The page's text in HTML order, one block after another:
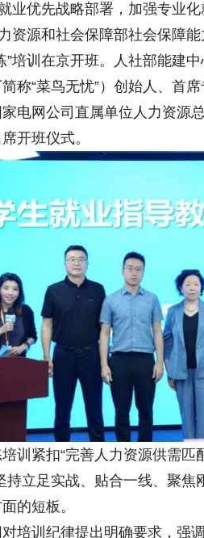
业优先战略部署，加强专业
资源和社会保障部社会保障
”培训在京开班。人社部能建
称“菜鸟无忧”）创始人、首
电网公司直属单位人力资源
开班仪式。
训紧扣“完善人力资源供需
持立足实战、贴合一线、聚
的短板。
培训纪律提出明确要求，强